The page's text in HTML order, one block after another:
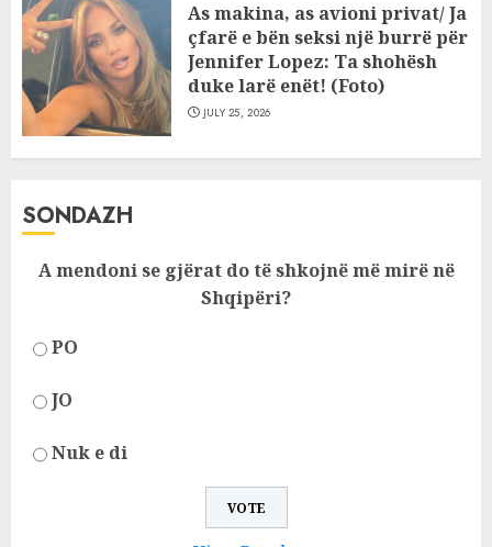
As makina, as avioni privat/ Ja
çfarë e bën seksi një burrë për
Jennifer Lopez: Ta shohësh
duke larë enët! (Foto)
JULY 25, 2026
SONDAZH
A mendoni se gjërat do të shkojnë më mirë në
Shqipëri?
PO
JO
Nuk e di